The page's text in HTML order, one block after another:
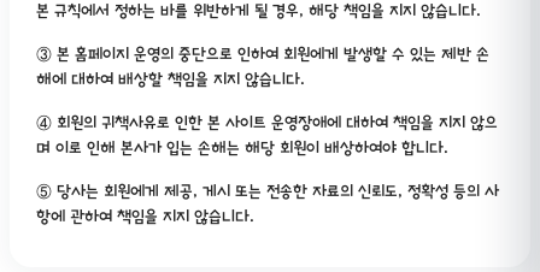
본 규칙에서 정하는 바를 위반하게 될 경우, 해당 책임을 지지 않습니다.
③ 본 홈페이지 운영의 중단으로 인하여 회원에게 발생할 수 있는 제반 손
해에 대하여 배상할 책임을 지지 않습니다.
④ 회원의 귀책사유로 인한 본 사이트 운영장애에 대하여 책임을 지지 않으
며 이로 인해 본사가 입는 손해는 해당 회원이 배상하여야 합니다.
⑤ 당사는 회원에게 제공, 게시 또는 전송한 자료의 신뢰도, 정확성 등의 사
항에 관하여 책임을 지지 않습니다.